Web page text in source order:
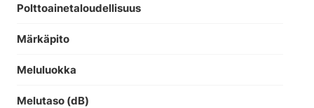
Polttoainetaloudellisuus
Märkäpito
Meluluokka
Melutaso (dB)